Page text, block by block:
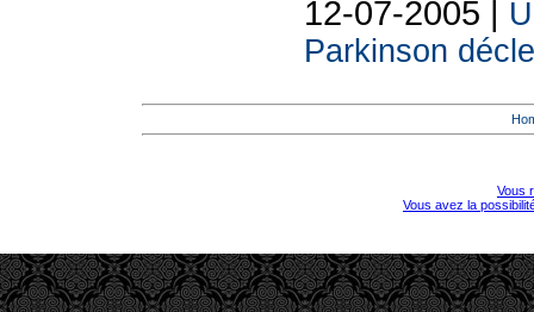
12-07-2005 |
Parkinson
Vous
Vous avez la